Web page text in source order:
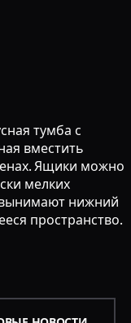
тумба с
вместить
Ящики можно
мелких
нижний
пространство.